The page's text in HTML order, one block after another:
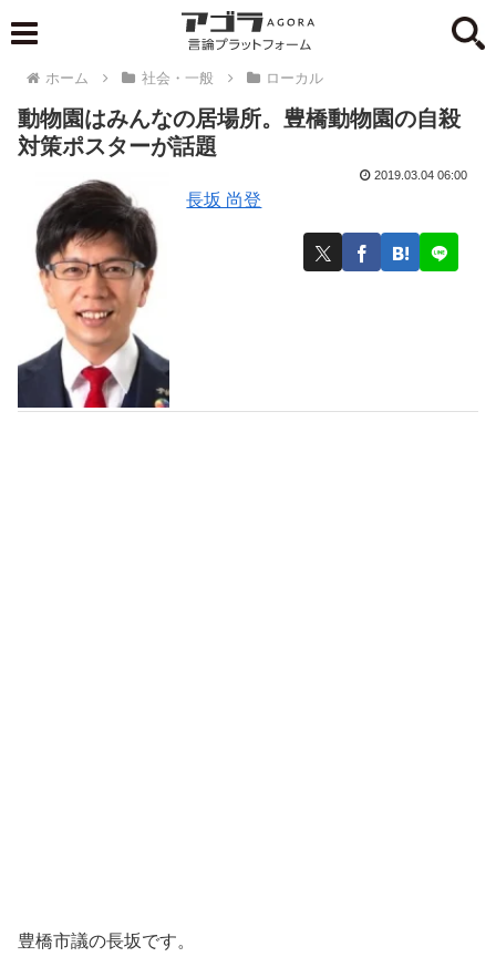
ホーム 社会・一般 ローカル
動物園はみんなの居場所。豊橋動物園の自殺
対策ポスターが話題
長坂 尚登
2019.03.04 06:00
豊橋市議の長坂です。